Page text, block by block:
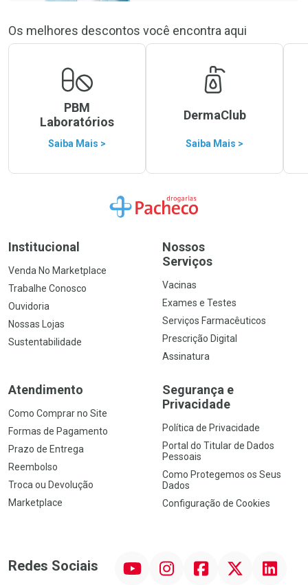
Os melhores descontos você encontra aqui
PBM
Laboratórios
Saiba Mais >
DermaClub
Saiba Mais >
Ir para a Home
Institucional
Venda No Marketplace
Trabalhe Conosco
Ouvidoria
Nossas Lojas
Sustentabilidade
Nossos
Serviços
Vacinas
Exames e Testes
Serviços Farmacêuticos
Prescrição Digital
Assinatura
Atendimento
Como Comprar no Site
Formas de Pagamento
Prazo de Entrega
Reembolso
Troca ou Devolução
Marketplace
Segurança e
Privacidade
Política de Privacidade
Portal do Titular de Dados
Pessoais
Como Protegemos os Seus
Dados
Configuração de Cookies
Redes Sociais InstagramFacebook Linkedin